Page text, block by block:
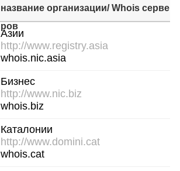
название организации/ Whois серве
ров
Азии
http://www.registry.asia
whois.nic.asia
Бизнес
http://www.nic.biz
whois.biz
Каталонии
http://www.domini.cat
whois.cat